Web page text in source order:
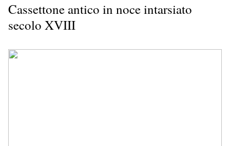
Cassettone antico in noce intarsiato
secolo XVIII